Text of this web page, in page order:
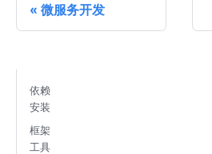
微服务开发
依赖
安装
框架
工具